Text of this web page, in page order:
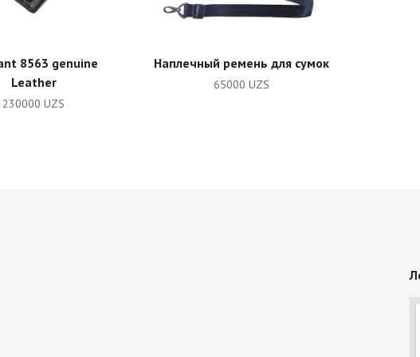
ADD TO CART
8563 genuine
Leather
230000UZS
ADD TO CART
Наплечный ремень для сумок
65000 UZS